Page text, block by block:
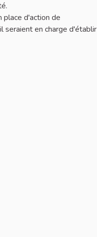
place d'action de
seraient en charge d'établir